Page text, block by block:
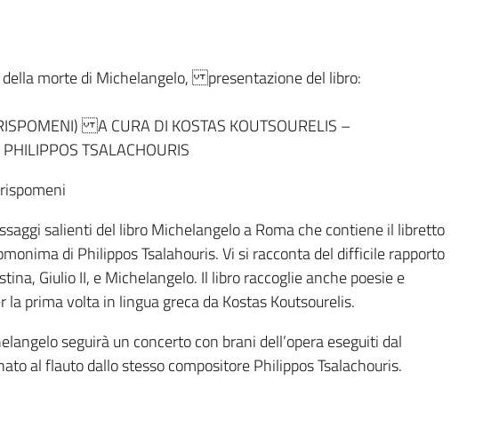
morte di Michelangelo, presentazione del libro:
A CURA DI KOSTAS KOUTSOURELIS –
TSALACHOURIS
salienti del libro Michelangelo a Roma che contiene il libretto
di Philippos Tsalahouris. Vi si racconta del difficile rapporto
Giulio II, e Michelangelo. Il libro raccoglie anche poesie e
prima volta in lingua greca da Kostas Koutsourelis.
seguirà un concerto con brani dell’opera eseguiti dal
al flauto dallo stesso compositore Philippos Tsalachouris.